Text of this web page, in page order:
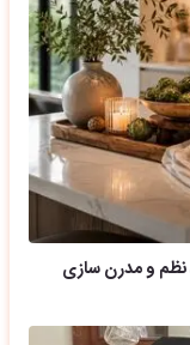
نظم و مدرن سازی